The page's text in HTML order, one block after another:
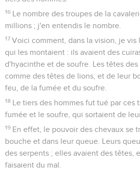
16 Le nombre des troupes de la
millions ; j'en entendis le nombre.
17 Voici comment, dans la vision, je vis
qui les montaient : ils avaient des
d'hyacinthe et de soufre. Les têtes
comme des têtes de lions, et de leur
feu, de la fumée et du soufre.
18 Le tiers des hommes fut tué par ces
fumée et le soufre, qui sortaient de
19 En effet, le pouvoir des chevaux se
bouche et dans leur queue. Leurs
des serpents ; elles avaient des têtes,
faisaient du mal.